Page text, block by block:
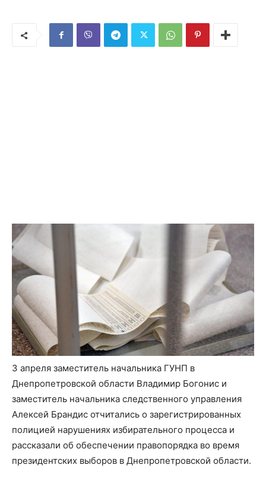
3 апреля заместитель начальника ГУНП в
Днепропетровской области Владимир Богонис и
заместитель начальника следственного управления
Алексей Брандис отчитались о зарегистрированных
полицией нарушениях избирательного процесса и
рассказали об обеспечении правопорядка во время
президентских выборов в Днепропетровской области.